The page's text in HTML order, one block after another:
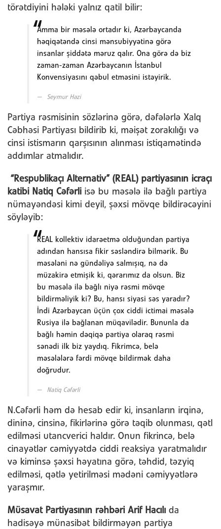
törətdiyini hələki yalnız qatil bilir:
Amma bir məsələ ortadır ki, Azərbaycanda
həqiqətəndə cinsi mənsubiyyətinə görə
insanlar şiddətə məruz qalır. Ona görə də biz
zaman-zaman Azərbaycanın İstanbul
Konvensiyasını qəbul etməsini istəyirik.
Seymur Həzi
Partiya rəsmisinin sözlərinə görə, dəfələrlə Xalq
Cəbhəsi Partiyası bildirib ki, məişət zorakılığı və
cinsi istismarın qarşısının alınması istiqamətində
addımlar atmalıdır.
“Respublikaçı Alternativ” (REAL) partiyasının icraçı
katibi Natiq Cəfərli isə bu məsələ ilə bağlı partiya
nümayəndəsi kimi deyil, şəxsi mövqe bildirəcəyini
söyləyib:
REAL kollektiv idarəetmə olduğundan partiya
adından hansısa fikir səsləndirə bilmərik. Bu
məsələni nə gündəliyə salmışıq, nə də
müzakirə etmişik ki, qərarımız da olsun. Biz
bu məsələ ilə bağlı niyə rəsmi mövqe
bildirməliyik ki? Bu, hansı siyasi səs yaradır?
İndi Azərbaycan üçün çox ciddi ictimai məsələ
Rusiya ilə bağlanan müqavilədir. Bununla da
bağlı həmin dəqiqə partiya olaraq rəsmi
sənədi ilk biz yaydıq. Fikrimcə, belə
məsələlərə fərdi mövqe bildirmək daha
doğrudur.
Natiq Cəfərli
N.Cəfərli həm də hesab edir ki, insanların irqinə,
dininə, cinsinə, fikirlərinə görə təqib olunması, qətl
edilməsi utancverici haldır. Onun fikrincə, belə
cinayətlər cəmiyyətdə ciddi reaksiya yaratmalıdır
və kiminsə şəxsi həyatına görə, təhdid, təzyiq
edilməsi, qətlə yetirilməsi mədəni cəmiyyətlərə
yaraşmır.
Müsavat Partiyasının rəhbəri Arif Hacılı da
hadisəyə münasibət bildirməyən partiya